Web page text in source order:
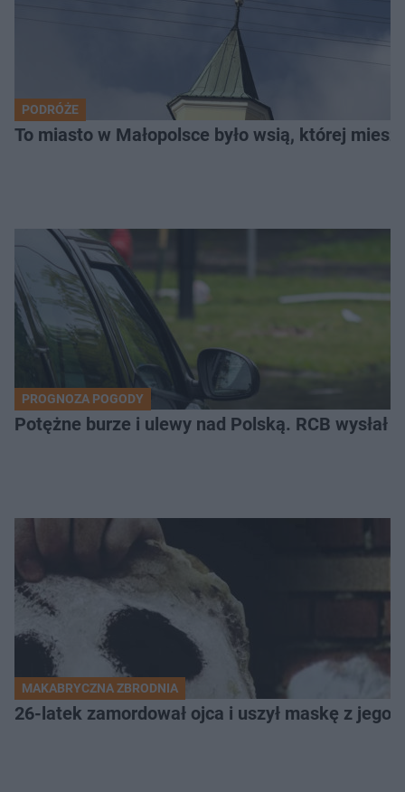
PODRÓŻE
To miasto w Małopolsce było wsią, której
PROGNOZA POGODY
Potężne burze i ulewy nad Polską. RCB
MAKABRYCZNA ZBRODNIA
26-latek zamordował ojca i uszył maskę z